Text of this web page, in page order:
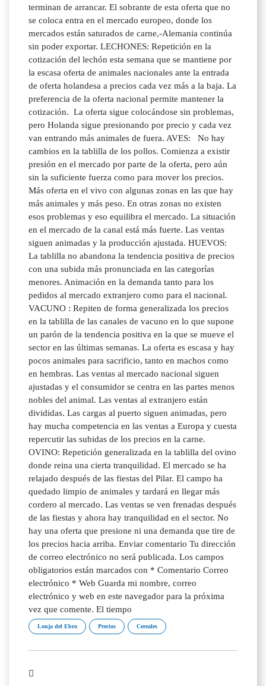
terminan de arrancar. El sobrante de esta oferta que no
se coloca entra en el mercado europeo, donde los
mercados están saturados de carne,-Alemania continúa
sin poder exportar. LECHONES: Repetición en la
cotización del lechón esta semana que se mantiene por
la escasa oferta de animales nacionales ante la entrada
de oferta holandesa a precios cada vez más a la baja. La
preferencia de la oferta nacional permite mantener la
cotización. La oferta sigue colocándose sin problemas,
pero Holanda sigue presionando por precio y cada vez
van entrando más animales de fuera. AVES: No hay
cambios en la tablilla de los pollos. Comienza a existir
presión en el mercado por parte de la oferta, pero aún
sin la suficiente fuerza como para mover los precios.
Más oferta en el vivo con algunas zonas en las que hay
más animales y más peso. En otras zonas no existen
esos problemas y eso equilibra el mercado. La situación
en el mercado de la canal está más fuerte. Las ventas
siguen animadas y la producción ajustada. HUEVOS:
La tablilla no abandona la tendencia positiva de precios
con una subida más pronunciada en las categorías
menores. Animación en la demanda tanto para los
pedidos al mercado extranjero como para el nacional.
VACUNO : Repiten de forma generalizada los precios
en la tablilla de las canales de vacuno en lo que supone
un parón de la tendencia positiva en la que se mueve el
sector en las últimas semanas. La oferta es escasa y hay
pocos animales para sacrificio, tanto en machos como
en hembras. Las ventas al mercado nacional siguen
ajustadas y el consumidor se centra en las partes menos
nobles del animal. Las ventas al extranjero están
divididas. Las cargas al puerto siguen animadas, pero
hay mucha competencia en las ventas a Europa y cuesta
repercutir las subidas de los precios en la carne.
OVINO: Repetición generalizada en la tablilla del ovino
donde reina una cierta tranquilidad. El mercado se ha
relajado después de las fiestas del Pilar. El campo ha
quedado limpio de animales y tardará en llegar más
cordero al mercado. Las ventas se ven frenadas después
de las fiestas y ahora hay tranquilidad en el sector. No
hay una oferta que presione ni una demanda que tire de
los precios hacia arriba. Enviar comentario Tu dirección
de correo electrónico no será publicada. Los campos
obligatorios están marcados con * Comentario Correo
electrónico * Web Guarda mi nombre, correo
electrónico y web en este navegador para la próxima
vez que comente. El tiempo
Lonja del Ebro Precios Cereales